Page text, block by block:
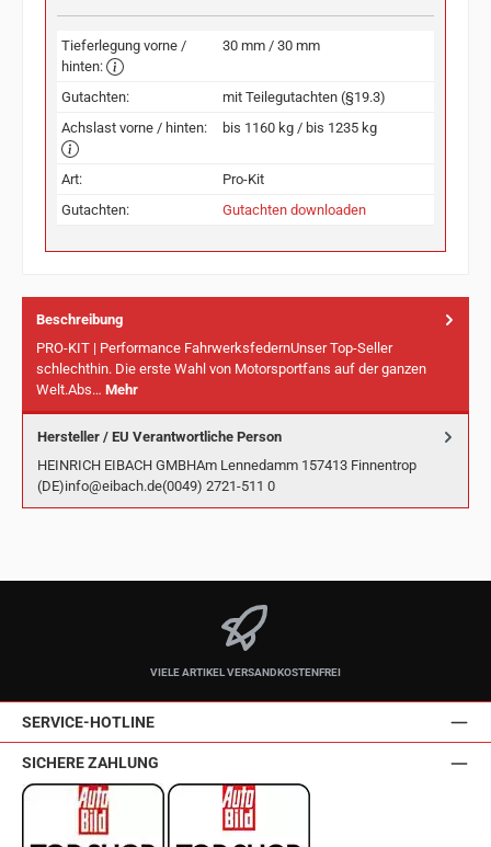
Tieferlegung vorne /
hinten:
30 mm / 30 mm
Gutachten:
mit Teilegutachten (§19.3)
Achslast vorne / hinten:
bis 1160 kg / bis 1235 kg
Art:
Pro-Kit
Gutachten:
Gutachten downloaden
Beschreibung
PRO-KIT | Performance FahrwerksfedernUnser Top-Seller
schlechthin. Die erste Wahl von Motorsportfans auf der ganzen
Welt.Abs… Mehr
Hersteller / EU Verantwortliche Person
HEINRICH EIBACH GMBHAm Lennedamm 157413 Finnentrop
(DE)info@eibach.de(0049) 2721-511 0
VIELE ARTIKEL VERSANDKOSTENFREI
SERVICE-HOTLINE
SICHERE ZAHLUNG